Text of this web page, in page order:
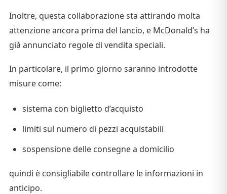
Inoltre, questa collaborazione sta attirando molta
attenzione ancora prima del lancio, e McDonald’s ha
già annunciato regole di vendita speciali.
In particolare, il primo giorno saranno introdotte
misure come:
sistema con biglietto d’acquisto
limiti sul numero di pezzi acquistabili
sospensione delle consegne a domicilio
quindi è consigliabile controllare le informazioni in
anticipo.